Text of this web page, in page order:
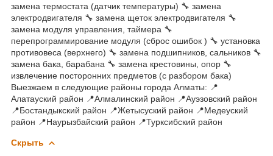
замена термостата (датчик температуры) 🔧 замена
электродвигателя 🔧 замена щеток электродвигателя 🔧
замена модуля управления, таймера 🔧
перепрограммирование модуля (сброс ошибок ) 🔧 установка
противовеса (верхнего) 🔧 замена подшипников, сальников 🔧
замена бака, барабана 🔧 замена крестовины, опор 🔧
извлечение посторонних предметов (с разбором бака)
Выезжаем в следующие районы города Алматы: 📍
Алатауский район 📍Алмалинский район 📍Ауэзовский район
📍Бостандыкский район 📍Жетысуский район 📍Медеуский
район 📍Наурызбайский район 📍Турксибский район
Скрыть